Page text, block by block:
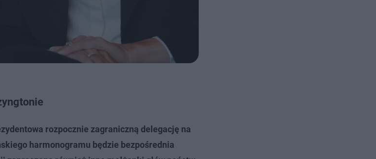
rozpocznie zagraniczną delegację na
harmonogramu będzie bezpośrednia